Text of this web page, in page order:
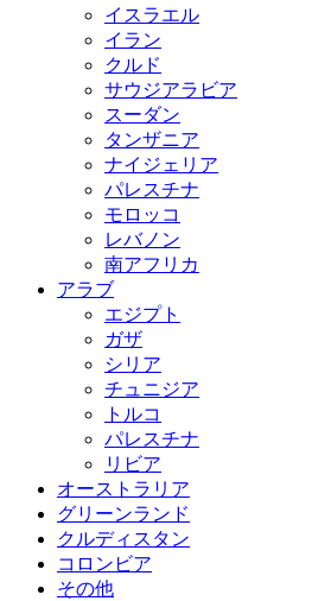
イスラエル
イラン
クルド
サウジアラビア
スーダン
タンザニア
ナイジェリア
パレスチナ
モロッコ
レバノン
南アフリカ
アラブ
エジプト
ガザ
シリア
チュニジア
トルコ
パレスチナ
リビア
オーストラリア
グリーンランド
クルディスタン
コロンビア
その他